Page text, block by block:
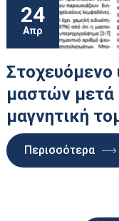
24
Απρ
μαστών μετά
μαγνητική
Περισσότερα